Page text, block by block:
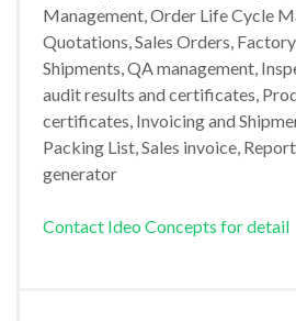
Management, Order Life Cycle
Quotations, Sales Orders,
Shipments, QA management,
audit results and certificates,
certificates, Invoicing and
Packing List, Sales invoice,
generator
Contact Ideo Concepts for detail